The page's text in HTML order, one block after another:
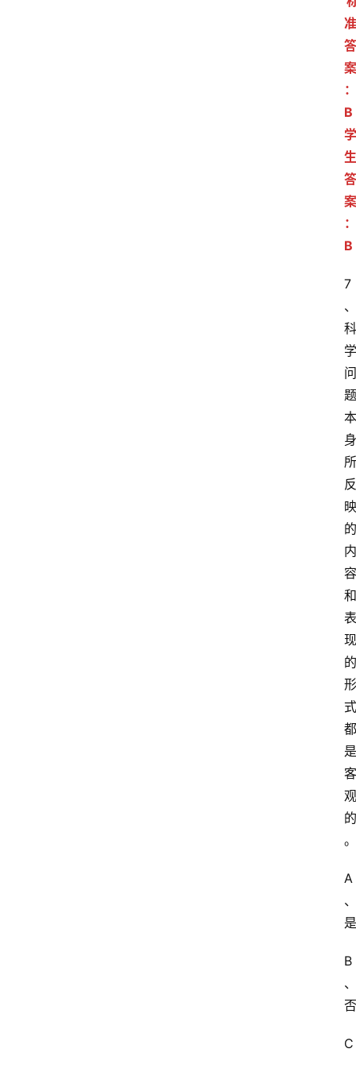
准
答
案
：
B
学
生
答
案
：
B
7
、
科
学
问
题
本
身
所
反
映
的
内
容
和
表
现
的
形
式
都
是
客
观
的
。
A
、
是
B
、
否
C